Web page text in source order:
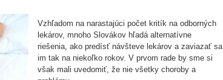
Vzhľadom na narastajúci počet kritík na odborných
lekárov, mnoho Slovákov hľadá alternatívne
riešenia, ako predísť návšteve lekárov a zaviazať sa
im tak na niekoľko rokov. V prvom rade by sme si
však mali uvedomiť, že nie všetky choroby a